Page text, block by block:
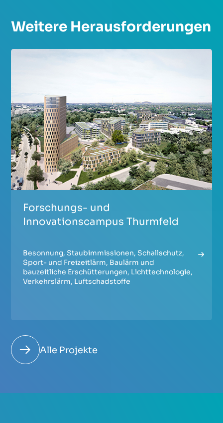
Weitere Herausforderungen
Forschungs- und
Innovationscampus Thurmfeld
Besonnung, Staubimmissionen, Schallschutz,
Sport- und Freizeitlärm, Baulärm und
bauzeitliche Erschütterungen, Lichttechnologie,
Verkehrslärm, Luftschadstoffe
Alle Projekte